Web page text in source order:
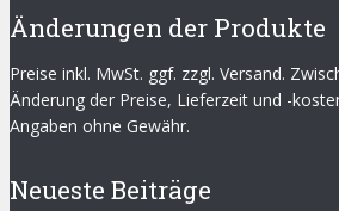
Änderungen der Produkte
Preise inkl. MwSt. ggf. zzgl. Versand.
Änderung der Preise, Lieferzeit und -
Angaben ohne Gewähr.
Neueste Beiträge